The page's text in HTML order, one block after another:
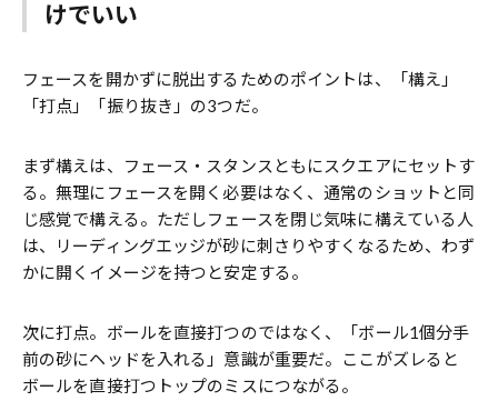
けでいい
フェースを開かずに脱出するためのポイントは、「構え」
「打点」「振り抜き」の3つだ。
まず構えは、フェース・スタンスともにスクエアにセットす
る。無理にフェースを開く必要はなく、通常のショットと同
じ感覚で構える。ただしフェースを閉じ気味に構えている人
は、リーディングエッジが砂に刺さりやすくなるため、わず
かに開くイメージを持つと安定する。
次に打点。ボールを直接打つのではなく、「ボール1個分手
前の砂にヘッドを入れる」意識が重要だ。ここがズレると
ボールを直接打つトップのミスにつながる。